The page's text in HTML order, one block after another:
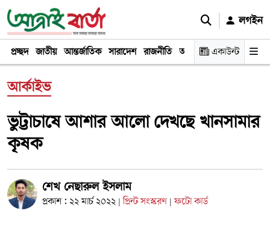
লগইন
প্রচ্ছদ জাতীয় আন্তর্জাতিক সারাদেশ রাজনীতি অর্থনীতি খেলা বিনোদন
একাউন্ট
আর্কাইভ
ভুট্টাচাষে আশার আলো দেখছে খানসামার
কৃষক
শেখ নেছারুল ইসলাম
প্রকাশ : ২২ মার্চ ২০২২ | প্রিন্ট সংস্করণ | ফটো কার্ড